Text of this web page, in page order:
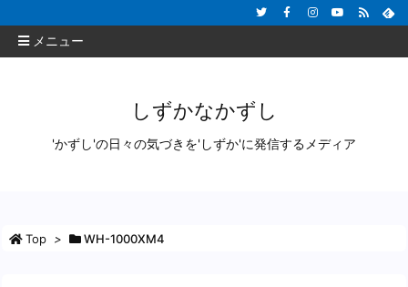
メニュー
しずかなかずし
'かずし'の日々の気づきを'しずか'に発信するメディア
Top > WH-1000XM4